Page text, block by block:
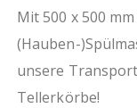
Mit 500 x 500
(Hauben-
unsere
Tellerkörbe!